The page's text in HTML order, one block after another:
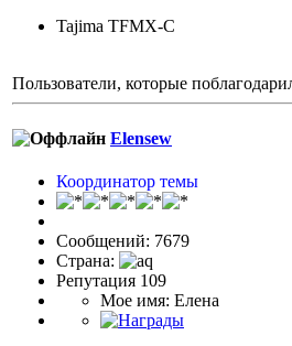
Tajima TFMX-C
Пользователи, которые
Elensew
Координатор темы
Сообщений: 7679
Страна:
Репутация 109
Мое имя: Елена